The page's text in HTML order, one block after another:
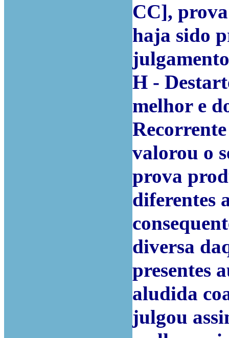
CC],
haja sido
H -
melhor e
valorou o
prova
diferentes
diversa
presentes
aludida
julgou